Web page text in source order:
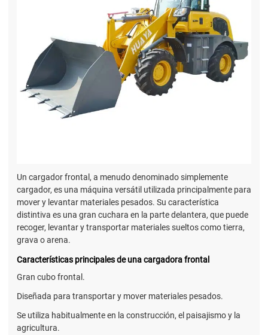
Un cargador frontal, a menudo denominado simplemente
cargador, es una máquina versátil utilizada principalmente para
mover y levantar materiales pesados. Su característica
distintiva es una gran cuchara en la parte delantera, que puede
recoger, levantar y transportar materiales sueltos como tierra,
grava o arena.
Características principales de una cargadora frontal
Gran cubo frontal.
Diseñada para transportar y mover materiales pesados.
Se utiliza habitualmente en la construcción, el paisajismo y la
agricultura.